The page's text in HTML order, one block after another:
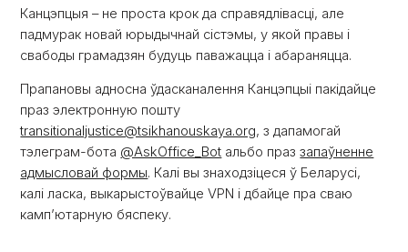
Канцэпцыя – не проста крок да справядлівасці, але
падмурак новай юрыдычнай сістэмы, у якой правы і
свабоды грамадзян будуць паважацца і абараняцца.
Прапановы адносна ўдасканалення Канцэпцыі пакідайце
праз электронную пошту
transitionaljustice@tsikhanouskaya.org, з дапамогай
тэлеграм-бота @AskOffice_Bot альбо праззапаўненне
адмысловай формы. Калі вы знаходзіцеся ў Беларусі,
калі ласка, выкарыстоўвайце VPN і дбайце пра сваю
камп’ютарную бяспеку.